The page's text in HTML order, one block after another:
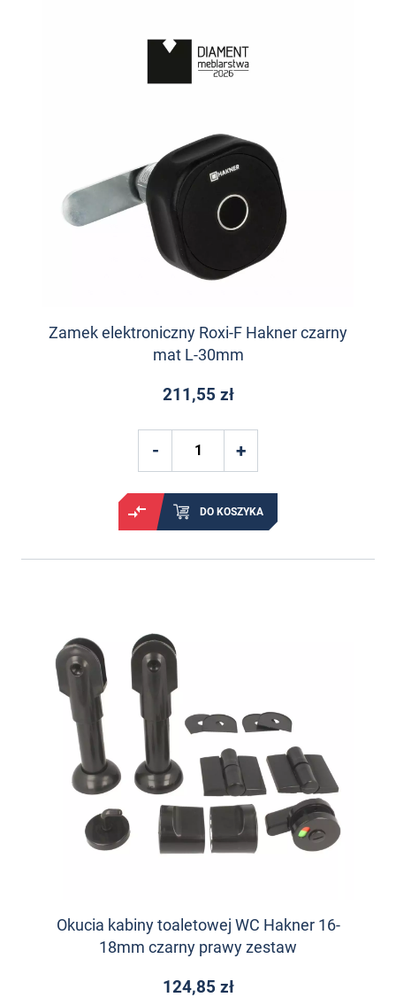
Zamek elektroniczny Roxi-F Hakner czarny
mat L-30mm
211,55 zł
DO KOSZYKA
Okucia kabiny toaletowej WC Hakner 16-
18mm czarny prawy zestaw
124,85 zł